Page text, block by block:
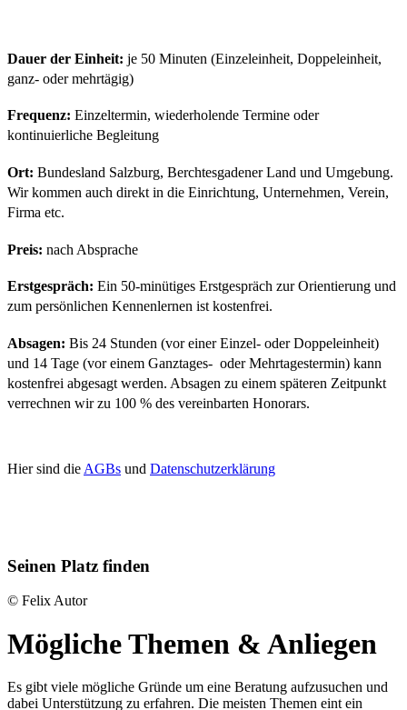
Dauer der Einheit: je 50 Minuten (Einzeleinheit, Doppeleinheit,
ganz- oder mehrtägig)
Frequenz: Einzeltermin, wiederholende Termine oder
kontinuierliche Begleitung
Ort: Bundesland Salzburg, Berchtesgadener Land und Umgebung.
Wir kommen auch direkt in die Einrichtung, Unternehmen, Verein,
Firma etc.
Preis: nach Absprache
Erstgespräch: Ein 50-minütiges Erstgespräch zur Orientierung und
zum persönlichen Kennenlernen ist kostenfrei.
Absagen: Bis 24 Stunden (vor einer Einzel- oder Doppeleinheit)
und 14 Tage (vor einem Ganztages- oder Mehrtagestermin) kann
kostenfrei abgesagt werden. Absagen zu einem späteren Zeitpunkt
verrechnen wir zu 100 % des vereinbarten Honorars.
Hier sind die AGBs und Datenschutzerklärung
Seinen Platz finden
© Felix Autor
Mögliche Themen & Anliegen
Es gibt viele mögliche Gründe um eine Beratung aufzusuchen und
dabei Unterstützung zu erfahren. Die meisten Themen eint ein